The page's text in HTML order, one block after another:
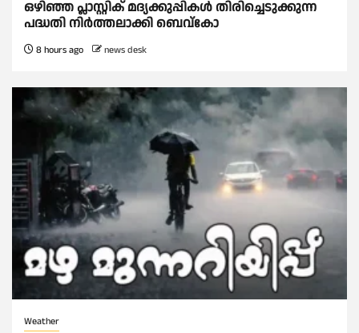
ഒഴിഞ്ഞ പ്ലാസ്റ്റിക് മദ്യക്കുപ്പികള്‍ തിരിച്ചെടുക്കുന്ന
പദ്ധതി നിര്‍ത്തലാക്കി ബെവ്കോ
8 hours ago news desk
Weather